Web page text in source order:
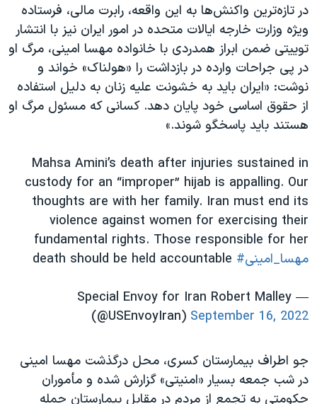
در تازه‌ترین واکنش‌ها به این واقعه، رابرت مالی، فرستاده
ویژه وزارت خارجه ایالات متحده در امور ایران نیز با انتشار
توییتی ضمن ابراز همدردی با خانواده مهسا امینی، مرگ او
در پی جراحات وارده در بازداشت را «هولناک» خواند و
نوشت: «ایران باید به خشونت علیه زنان به دلیل استفاده
از حقوق اساسی خود پایان دهد. کسانی که مسئول مرگ او
هستند باید پاسخگو شوند.»
Mahsa Amini’s death after injuries sustained in
custody for an “improper” hijab is appalling. Our
thoughts are with her family. Iran must end its
violence against women for exercising their
fundamental rights. Those responsible for her
death should be held accountable
#مهسا_امینی
— Special Envoy for Iran Robert Malley
(@USEnvoyIran) September 16, 2022
جو اطراف بیمارستان کسری، محل درگذشت مهسا امینی
در شب جمعه بسیار «امنیتی» گزارش شده و مأموران
حکومتی به تجمع از مردم در مقابل بیمارستان حمله